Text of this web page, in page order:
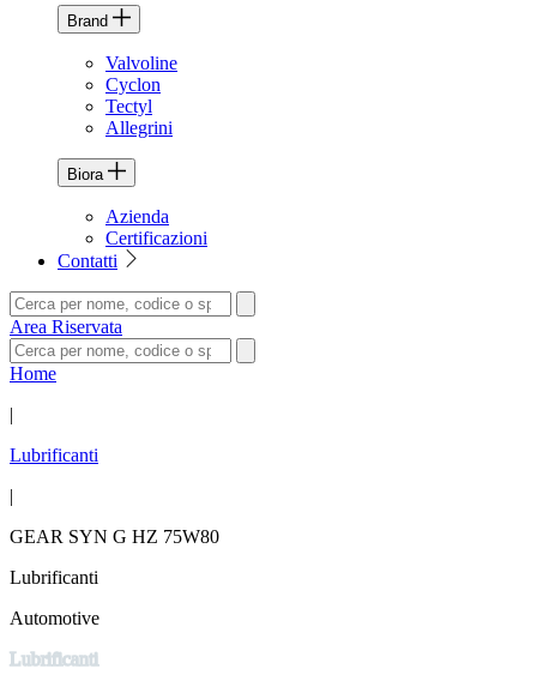
Brand
Valvoline
Cyclon
Tectyl
Allegrini
Biora
Azienda
Certificazioni
Contatti
Area Riservata
Home
|
Lubrificanti
|
GEAR SYN G HZ 75W80
Lubrificanti
Automotive
Lubrificanti